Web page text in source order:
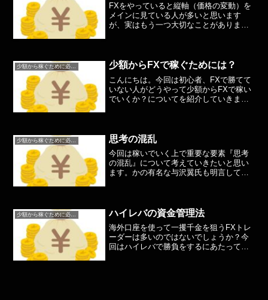
FXをやっていると縦軸（価格の変動）を
メインに見ている人が多いと思います
が、実はもう一つ大切なことがあります
横の動きですよく言われ...
少額から稼ぐために必要なこと 少額からFXで稼ぐためには？
こんにちは。今回は初心者、FXで勝てて
いない人がどうやって少額からFXで稼い
でいくか？についてを紹介していきま
ドは狭い・海外口座レ...
少額から稼ぐために必要なこと 思考の混乱
今回は稼いでいく上で重要な要素『思考
の混乱』について考えていきたいと思い
ます。かの有名な与沢翼氏も明言してい
自分はドル円しかトレー...
ハイレバの資金管理法
海外口座を使って一攫千金を狙うFXトレ
ーダーは多いのではないでしょうか？今
回はハイレバで勝負をするにあたって必